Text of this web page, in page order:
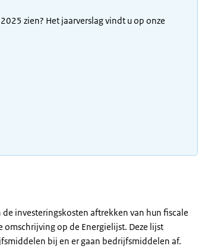
zien? Het jaarverslag vindt u op onze
investeringskosten aftrekken van hun fiscale
op de Energielijst. Deze lijst
bij en er gaan bedrijfsmiddelen af.